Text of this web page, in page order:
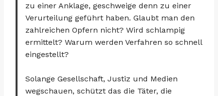
zu einer Anklage, geschweige denn zu einer
Verurteilung geführt haben. Glaubt man den
zahlreichen Opfern nicht? Wird schlampig
ermittelt? Warum werden Verfahren so schnell
eingestellt?
Solange Gesellschaft, Justiz und Medien
wegschauen, schützt das die Täter, die